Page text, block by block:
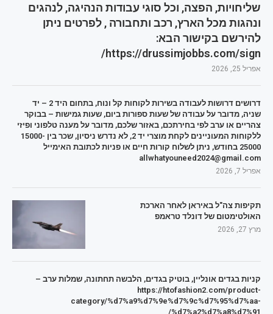
שליחויות, הפצה, וכל סוגי עבודות הנהיגה, לנהגים
ונהגות מכל הארץ, רכב ותחבורה , לפרטים ניתן
להירשם בקישור הבא:
https://drussimjobbs.com/sign/
אפריל 25, 2026
דרושים דרושות לעבודה בשירות לקוחות קל ונוח, בתחום היד 2 – יד
שניה, מדובר על עבודה של שעות ספורות ביום, שעות גמישות – בבוקר
צהריים או ערב לפי בחירתכם, באזור שלכם, מדובר על מענה טלפוני ופיזי
ללקוחות המעוניינים לקחת מוצרי יד 2, לא נדרש ניסיון, שכר בין 15000-
25000 בחודש, ניתן לשלוח קורות חיים או פניות לכתובת האימייל
allwhatyouneed2024@gmail.com
אפריל 7, 2026
תקיפות צה"ל באיראן לאחר הארכת
האולטימטום של דונלד טראמפ
מרץ 27, 2026
קניות בגדים אונליין, בוטיק בגדים, הלבשה תחתונה, שמלות ערב –
https://htofashion2.com/product-
category/%d7%a9%d7%9e%d7%9c%d7%95%d7%aa-
%d7%a2%d7%a8%d7%91/